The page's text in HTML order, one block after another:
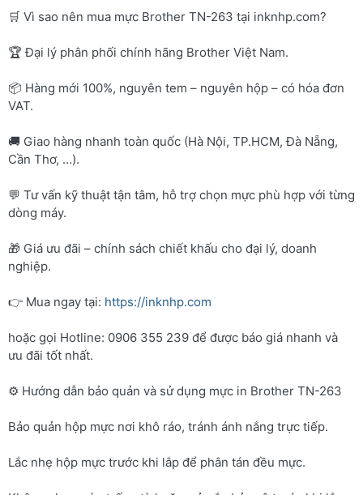
🛒 Vì sao nên mua mực Brother TN-263 tại inknhp.com?
🏆 Đại lý phân phối chính hãng Brother Việt Nam.
📦 Hàng mới 100%, nguyên tem – nguyên hộp – có hóa đơn
VAT.
🚚 Giao hàng nhanh toàn quốc (Hà Nội, TP.HCM, Đà Nẵng,
Cần Thơ, …).
💬 Tư vấn kỹ thuật tận tâm, hỗ trợ chọn mực phù hợp với từng
dòng máy.
🎁 Giá ưu đãi – chính sách chiết khấu cho đại lý, doanh
nghiệp.
👉 Mua ngay tại: https://inknhp.com
hoặc gọi Hotline: 0906 355 239 để được báo giá nhanh và
ưu đãi tốt nhất.
⚙️ Hướng dẫn bảo quản và sử dụng mực in Brother TN-263
Bảo quản hộp mực nơi khô ráo, tránh ánh nắng trực tiếp.
Lắc nhẹ hộp mực trước khi lắp để phân tán đều mực.